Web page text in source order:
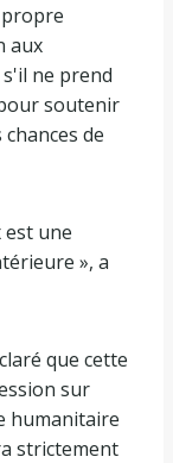
aux
ne prend
soutenir
de
est une
», a
que cette
sur
humanitaire
strictement